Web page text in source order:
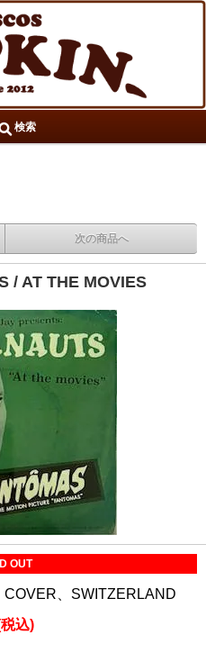
検索
次の商品へ
/ AT THE MOVIES
OUT
COVER、SWITZERLAND
込)